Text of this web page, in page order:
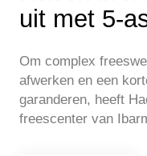
uit met 5-
Om complex
afwerken en een
garanderen, heeft
freescenter van